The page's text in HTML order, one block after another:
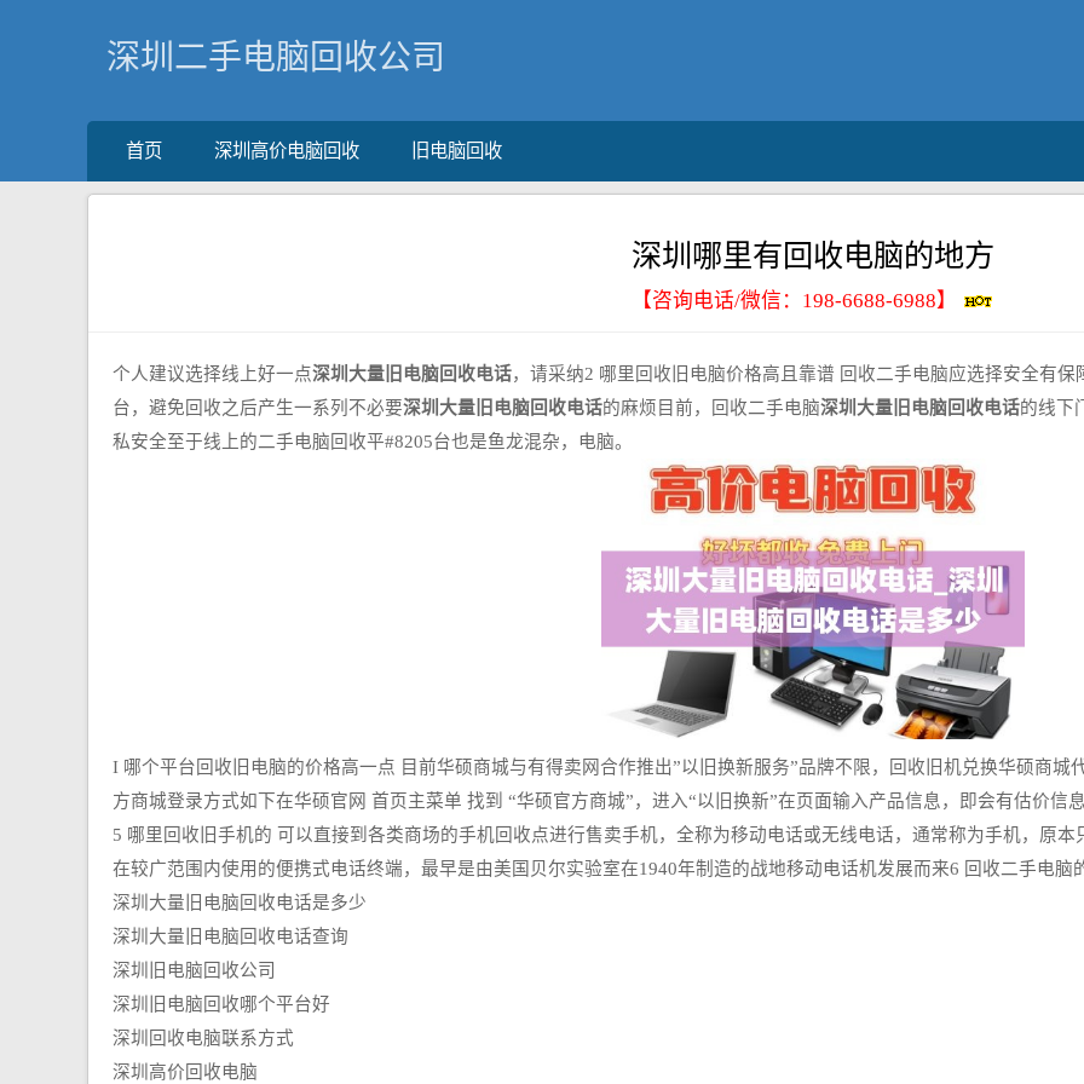
深圳二手电脑回收公司
首页 深圳高价电脑回收 旧电脑回收
深圳哪里有回收电脑的地方
【咨询电话/微信： 198-6688-6988】
个人建议选择线上好一点深圳大量旧电脑回收电话，请采纳2 哪里回收旧电脑价格高且靠谱 回收二手电脑应选择安全有保
台，避免回收之后产生一系列不必要深圳大量旧电脑回收电话的麻烦目前，回收二手电脑深圳大量旧电脑回收电话的线下
私安全至于线上的二手电脑回收平#8205台也是鱼龙混杂，电脑。
I 哪个平台回收旧电脑的价格高一点 目前华硕商城与有得卖网合作推出”以旧换新服务”品牌不限，回收旧机兑换华硕商
方商城登录方式如下在华硕官网 首页主菜单 找到 “华硕官方商城”，进入“以旧换新”在页面输入产品信息，即会有估价信
5 哪里回收旧手机的 可以直接到各类商场的手机回收点进行售卖手机，全称为移动电话或无线电话，通常称为手机，原
在较广范围内使用的便携式电话终端，最早是由美国贝尔实验室在1940年制造的战地移动电话机发展而来6 回收二手电脑
深圳大量旧电脑回收电话是多少
深圳大量旧电脑回收电话查询
深圳旧电脑回收公司
深圳旧电脑回收哪个平台好
深圳回收电脑联系方式
深圳高价回收电脑